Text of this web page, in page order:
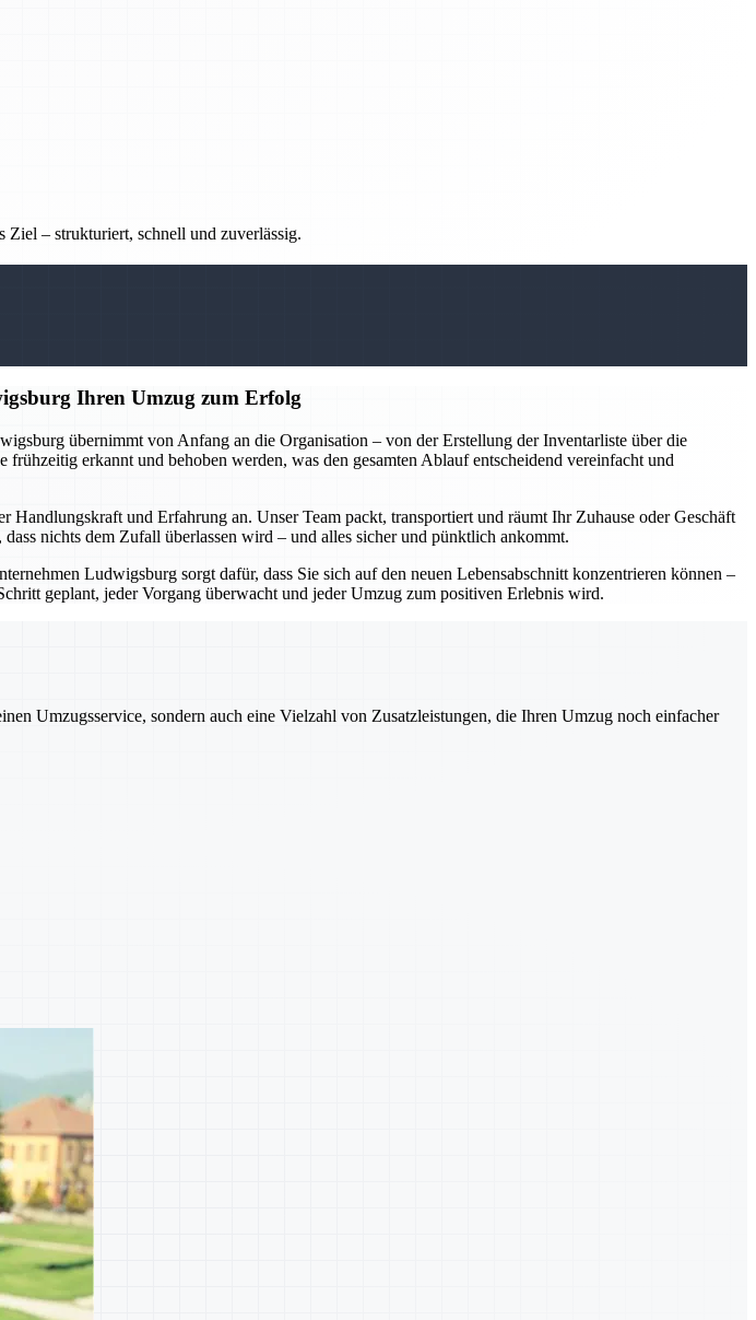
Ziel – strukturiert, schnell und zuverlässig.
Ihren Umzug zum Erfolg
übernimmt von Anfang an die Organisation – von der Erstellung der Inventarliste über die
erkannt und behoben werden, was den gesamten Ablauf entscheidend vereinfacht und
und Erfahrung an. Unser Team packt, transportiert und räumt Ihr Zuhause oder Geschäft
nichts dem Zufall überlassen wird – und alles sicher und pünktlich ankommt.
Ludwigsburg sorgt dafür, dass Sie sich auf den neuen Lebensabschnitt konzentrieren können –
geplant, jeder Vorgang überwacht und jeder Umzug zum positiven Erlebnis wird.
Umzugsservice, sondern auch eine Vielzahl von Zusatzleistungen, die Ihren Umzug noch einfacher